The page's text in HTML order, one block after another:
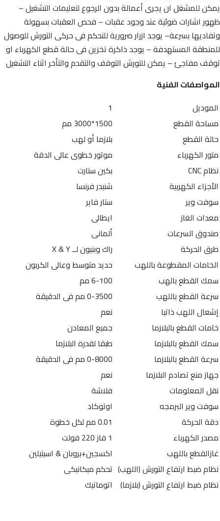
يمكن للمشغل ان يجرى أعمالة بدون الرجوع لتعليمات التشغيل –
ظهور اشارات ضوئية عند وجود عقبات – فحص العقبات بسهولة
وتفاديها بسرعة– يوجد ازرار ضرورية للتحكم فى حركى التورش للوصول
للمنطقة المستهدفة – يوجد ذاكرة تخزين فى حالة قطع الكهرباء او
توقف مفاجئ – يمكن للتورش التوقف والتقدم والتأخر اثناء التشغيل
المواصفات الفنية
الموديل
1
مساحة القطع
1500*3000 مم
حالة القطع
بلازما أو لهب
متور الكهرباء
موتور خطوى عالى الدقة
نظام CNC
بكين ستارت
الأجزاء الكهربية
شنيدر فرنسا
سوفت وير
ستار فاير
معدات الغاز
ايطالى
صندوق السرعات
ألمانى
طرق الحركة
راك وبنيون لــ X & Y
الخامات المقطوعة باللهب
حديد متوسط وعالى الكربون
سمك القطع بالهب
6-100 مم
سرعة القطع باللهب
0-3500 مم فى الدقيقة
إشعال اللهب ذاتيا
نعم
خامات القطع بالبلازما
جميع المعادن
سمك القطع بالبلازما
طبقا لقدرة البلازما
سرعة القطع بالبلازما
0-8000 مم فى الدقيقة
جهاز منع تصادم البلازما
نعم
نقل المعلومات
فلاشة
سوفت وير البرمجه
اوتوكاد
دقة الحركة
0.01 مم لكل خطوة
مصدر الكهرباء
1 فاز 220 فولت
غازالقطع باللهب
اكسجين+بروبان & اسيتيلين
نظام ضبط ارتفاع التورش (اللهب) تحكم ميكانيكى
نظام ضبط ارتفاع التورش (بلازما) اتوماتيك